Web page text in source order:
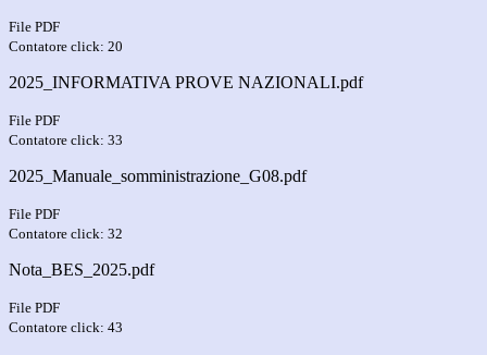
File PDF
Contatore click: 20
2025_INFORMATIVA PROVE NAZIONALI.pdf
File PDF
Contatore click: 33
2025_Manuale_somministrazione_G08.pdf
File PDF
Contatore click: 32
Nota_BES_2025.pdf
File PDF
Contatore click: 43